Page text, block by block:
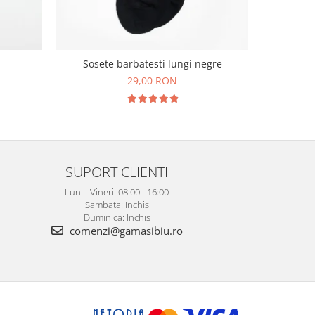
Sosete barbatesti lungi negre
29,00 RON
SUPORT CLIENTI
Luni - Vineri: 08:00 - 16:00
Sambata: Inchis
Duminica: Inchis
comenzi@gamasibiu.ro